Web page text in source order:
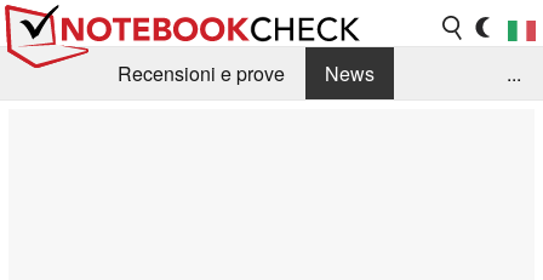
Recensioni e prove
News
...